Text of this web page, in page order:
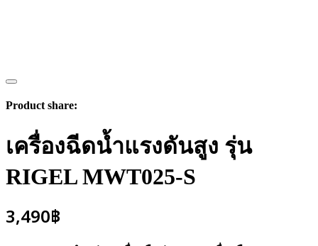
Product share:
เครื่องฉีดน้ำแรงดันสูง รุ่น
RIGEL MWT025-S
3,490฿